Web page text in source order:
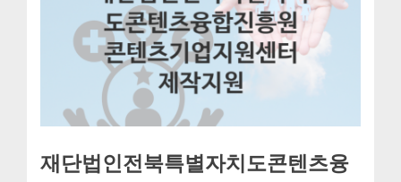
재단법인전북특별자치도콘텐츠융